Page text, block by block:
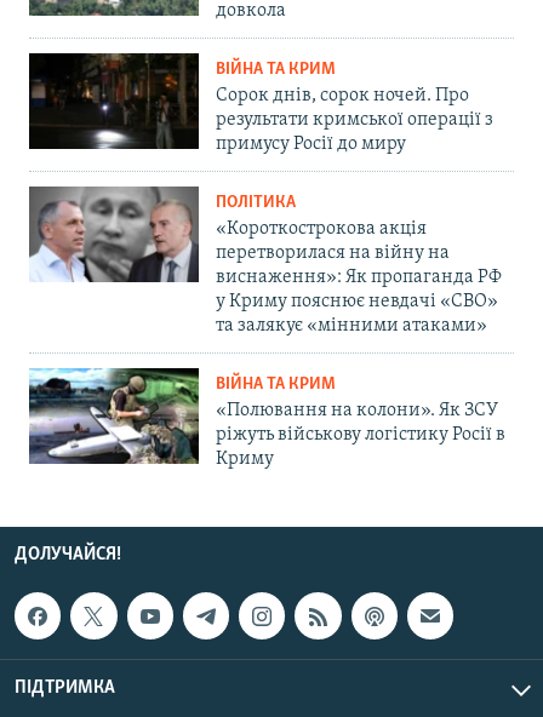
довкола
ВІЙНА ТА КРИМ
Сорок днів, сорок ночей. Про
результати кримської операції з
примусу Росії до миру
ПОЛІТИКА
«Короткострокова акція
перетворилася на війну на
виснаження»: Як пропаганда РФ
у Криму пояснює невдачі «СВО»
та залякує «мінними атаками»
ВІЙНА ТА КРИМ
«Полювання на колони». Як ЗСУ
ріжуть військову логістику Росії в
Криму
ДОЛУЧАЙСЯ!
ПІДТРИМКА